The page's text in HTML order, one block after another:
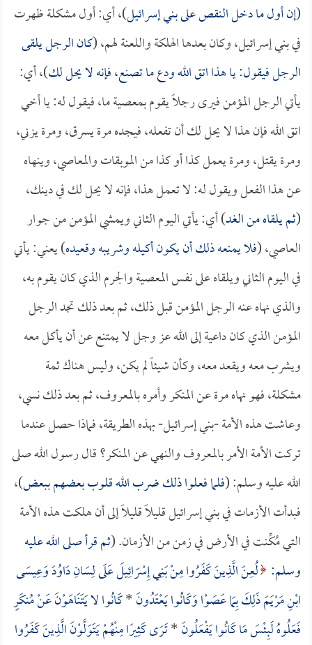
(إن أول ما دخل النقص على بني إسرائيل)، أي: أول مشكلة ظهرت
في بني إسرائيل، وكان بعدها الهلكة واللعنة لهم، (كان الرجل يلقى
الرجل فيقول: يا هذا اتق الله ودع ما تصنع، فإنه لا يحل لك)، أي:
يأتي الرجل المؤمن فيرى رجلاً يقوم بمعصية ما، فيقول له: يا أخي
اتق الله فإن هذا لا يحل لك أن تفعله، فيجده مرة يسرق، ومرة يزني،
ومرة يقتل، ومرة يعمل كذا أو كذا من الموبقات والمعاصي، وينهاه
عن هذا الفعل ويقول له: لا تعمل هذا، فإنه لا يحل لك في دينك،
(ثم يلقاه من الغد) أي: يأتي اليوم الثاني ويمشي المؤمن من جوار
العاصي، (فلا يمنعه ذلك أن يكون أكيله وشريبه وقعيده) يعني: يأتي
في اليوم الثاني ويلقاه على نفس المعصية والجرم الذي كان يقوم به،
والذي نهاه عنه الرجل المؤمن قبل ذلك، ثم بعد ذلك تجد الرجل
المؤمن الذي كان داعية إلى الله عز وجل لا يمتنع عن أن يأكل معه
ويشرب معه ويقعد معه، وكأن شيئاً لم يكن، وليس هناك ثمة
مشكلة، فهو نهاه مرة عن المنكر وأمره بالمعروف، ثم بعد ذلك نسي،
وعاشت هذه الأمة -بني إسرائيل- بهذه الطريقة، فماذا حصل عندما
تركت الأمة الأمر بالمعروف والنهي عن المنكر؟ قال رسول الله صلى
الله عليه وسلم: (فلما فعلوا ذلك ضرب الله قلوب بعضهم ببعض)،
فبدأت الأزمات في بني إسرائيل قليلاً قليلاً إلى أن هلكت هذه الأمة
التي مُكِّنت في الأرض في زمن من الأزمان. (ثم قرأ صلى الله عليه
وسلم: لُعِنَ الَّذِينَ كَفَرُوا مِنْ بَنِي إِسْرَائِيلَ عَلَى لِسَانِ دَاوُدَ وَعِيسَى
ابْنِ مَرْيَمَ ذَلِكَ بِمَا عَصَوْا وَكَانُوا يَعْتَدُونَ*كَانُوا لا يَتَنَاهَوْنَ عَنْ مُنكَرٍ
فَعَلُوهُ لَبِئْسَ مَا كَانُوا يَفْعَلُونَ*تَرَى كَثِيرًا مِنْهُمْ يَتَوَلَّوْنَ الَّذِينَ كَفَرُوا